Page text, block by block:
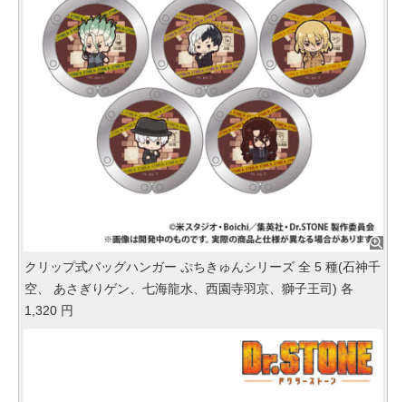
クリップ式バッグハンガー ぷちきゅんシリーズ 全 5 種(石神千
空、 あさぎりゲン、七海龍水、西園寺羽京、獅子王司) 各
1,320 円